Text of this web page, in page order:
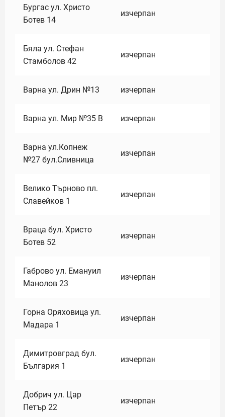
Бургас ул. Христо
Ботев 14
изчерпан
Бяла ул. Стефан
Стамболов 42
изчерпан
Варна ул. Дрин №13 изчерпан
Варна ул. Мир №35 В изчерпан
Варна ул.Копнеж
№27 бул.Сливница
изчерпан
Велико Търново пл.
Славейков 1
изчерпан
Враца бул. Христо
Ботев 52
изчерпан
Габрово ул. Емануил
Манолов 23
изчерпан
Горна Оряховица ул.
Мадара 1
изчерпан
Димитровград бул.
България 1
изчерпан
Добрич ул. Цар
Петър 22
изчерпан